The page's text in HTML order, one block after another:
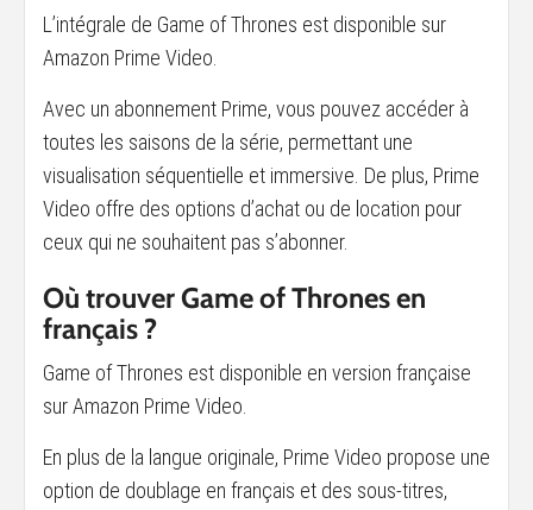
L’intégrale de Game of Thrones est disponible sur
Amazon Prime Video.
Avec un abonnement Prime, vous pouvez accéder à
toutes les saisons de la série, permettant une
visualisation séquentielle et immersive. De plus, Prime
Video offre des options d’achat ou de location pour
ceux qui ne souhaitent pas s’abonner.
Où trouver Game of Thrones en
français ?
Game of Thrones est disponible en version française
sur Amazon Prime Video.
En plus de la langue originale, Prime Video propose une
option de doublage en français et des sous-titres,